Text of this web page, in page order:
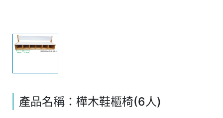
產品名稱：樺木鞋櫃椅(6人)